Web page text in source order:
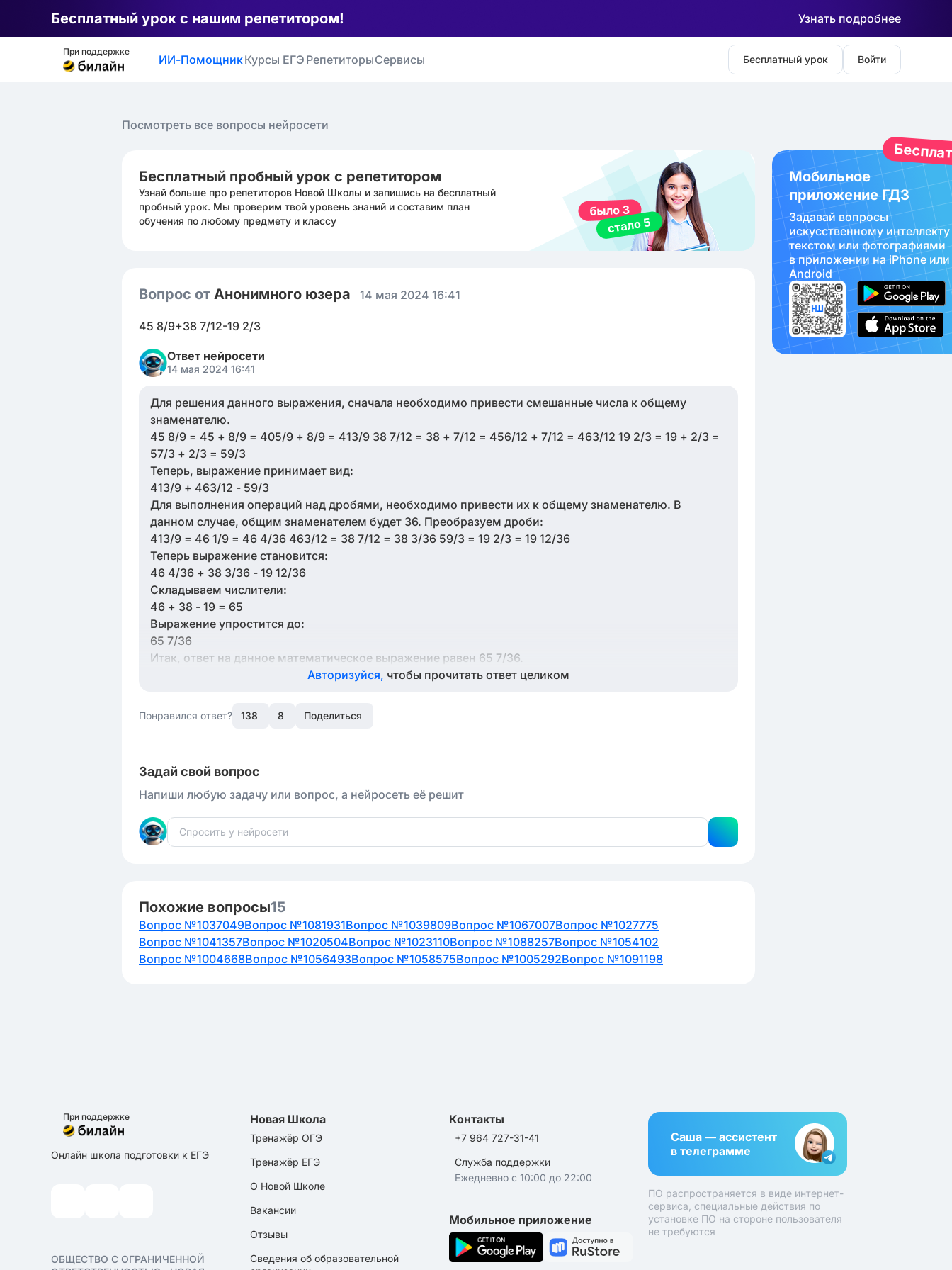
Бесплатный урок с нашим репетитором! Узнать подробнее
При поддержке
ИИ-ПомощникКурсы ЕГЭ РепетиторыСервисы Бесплатный урок Войти
Посмотреть все вопросы нейросети
Бесплатный пробный урок с репетитором
Узнай больше про репетиторов Новой Школы и запишись на бесплатный
пробный урок. Мы проверим твой уровень знаний и составим план
обучения по любому предмету и классу
Вопрос от Анонимного юзера 14 мая 2024 16:41
45 8/9+38 7/12-19 2/3
Ответ нейросети
14 мая 2024 16:41
Для решения данного выражения, сначала необходимо привести смешанные числа к общему
знаменателю.
45 8/9 = 45 + 8/9 = 405/9 + 8/9 = 413/9 38 7/12 = 38 + 7/12 = 456/12 + 7/12 = 463/12 19 2/3 = 19 + 2/3 =
57/3 + 2/3 = 59/3
Теперь, выражение принимает вид:
413/9 + 463/12 - 59/3
Для выполнения операций над дробями, необходимо привести их к общему знаменателю. В
данном случае, общим знаменателем будет 36. Преобразуем дроби:
413/9 = 46 1/9 = 46 4/36 463/12 = 38 7/12 = 38 3/36 59/3 = 19 2/3 = 19 12/36
Теперь выражение становится:
46 4/36 + 38 3/36 - 19 12/36
Складываем числители:
46 + 38 - 19 = 65
Выражение упростится до:
65 7/36
Итак, ответ на данное математическое выражение равен 65 7/36.
Авторизуйся, чтобы прочитать ответ целиком
Понравился ответ? 138 8 Поделиться
Задай свой вопрос
Напиши любую задачу или вопрос, а нейросеть её решит
Похожие вопросы15
Вопрос №1037049Вопрос №1081931Вопрос №1039809Вопрос №1067007Вопрос №1027775
Вопрос №1041357Вопрос №1020504Вопрос №1023110Вопрос №1088257Вопрос №1054102
Вопрос №1004668Вопрос №1056493Вопрос №1058575Вопрос №1005292Вопрос №1091198
Мобильное
приложение ГДЗ
Задавай вопросы
искуcственному интеллекту
текстом или фотографиями
в приложении на iPhone или
Android
При поддержке
Онлайн школа подготовки к ЕГЭ
ОБЩЕСТВО С ОГРАНИЧЕННОЙ
Новая Школа
Тренажёр ОГЭ
Тренажёр ЕГЭ
О Новой Школе
Вакансии
Отзывы
Сведения об образовательной
Контакты
+7 964 727-31-41
Служба поддержки
Ежедневно с 10:00 до 22:00
Мобильное приложение
Саша — ассистент
в телеграмме
ПО распространяется в виде интернет-
сервиса, специальные действия по
установке ПО на стороне пользователя
не требуются